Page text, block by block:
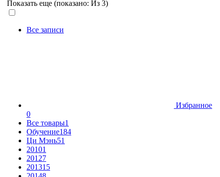
Показать еще (показано: Из 3)
Все записи
Избранное
0
Все товары1
Обучение184
Ци Мэнь51
20101
20127
201315